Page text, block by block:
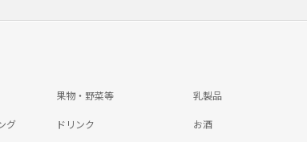
果物・野菜等 乳製品
グ ドリンク お酒